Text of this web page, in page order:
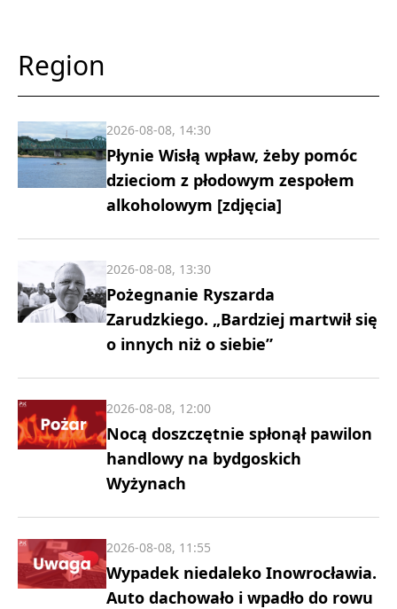
Region
Płynie Wisłą wpław, żeby pomóc
dzieciom z płodowym zespołem
alkoholowym [zdjęcia]
2026-08-08, 14:30
Pożegnanie Ryszarda
Zarudzkiego. „Bardziej martwił się
o innych niż o siebie”
2026-08-08, 13:30
Nocą doszczętnie spłonął pawilon
handlowy na bydgoskich
Wyżynach
2026-08-08, 12:00
Wypadek niedaleko Inowrocławia.
Auto dachowało i wpadło do rowu
2026-08-08, 11:55